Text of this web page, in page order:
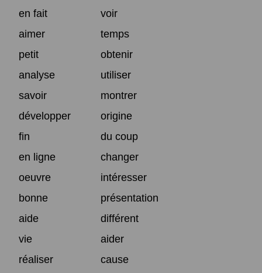
en fait
voir
aimer
temps
petit
obtenir
analyse
utiliser
savoir
montrer
développer
origine
fin
du coup
en ligne
changer
oeuvre
intéresser
bonne
présentation
aide
différent
vie
aider
réaliser
cause